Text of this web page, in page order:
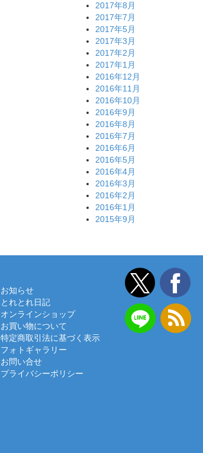
2017年8月
2017年7月
2017年5月
2017年3月
2017年2月
2017年1月
2016年12月
2016年11月
2016年10月
2016年9月
2016年8月
2016年7月
2016年6月
2016年5月
2016年4月
2016年3月
2016年2月
2016年1月
2015年9月
お知らせ
とれとれ日記
オンラインショップ
お買い物について
特定商取引法に基づく表示
フォトギャラリー
お問い合せ
プライバシーポリシー